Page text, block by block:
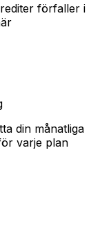
förfaller i
din månatliga
varje plan